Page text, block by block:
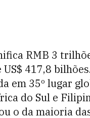
RMB 3
US$ 417,8
em 35º lugar
do Sul e
o da maioria